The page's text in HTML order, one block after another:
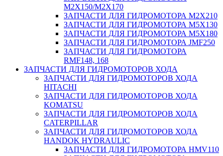
M2X150/M2X170
ЗАПЧАСТИ ДЛЯ ГИДРОМОТОРА M2X210
ЗАПЧАСТИ ДЛЯ ГИДРОМОТОРА M5X130
ЗАПЧАСТИ ДЛЯ ГИДРОМОТОРА M5X180
ЗАПЧАСТИ ДЛЯ ГИДРОМОТОРА JMF250
ЗАПЧАСТИ ДЛЯ ГИДРОМОТОРА
RMF148, 168
ЗАПЧАСТИ ДЛЯ ГИДРОМОТОРОВ ХОДА
ЗАПЧАСТИ ДЛЯ ГИДРОМОТОРОВ ХОДА
HITACHI
ЗАПЧАСТИ ДЛЯ ГИДРОМОТОРОВ ХОДА
KOMATSU
ЗАПЧАСТИ ДЛЯ ГИДРОМОТОРОВ ХОДА
CATERPILLAR
ЗАПЧАСТИ ДЛЯ ГИДРОМОТОРОВ ХОДА
HANDOK HYDRAULIC
ЗАПЧАСТИ ДЛЯ ГИДРОМОТОРА HMV110